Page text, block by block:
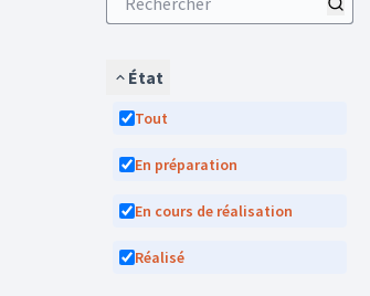
État
Tout
En préparation
En cours de réalisation
Réalisé